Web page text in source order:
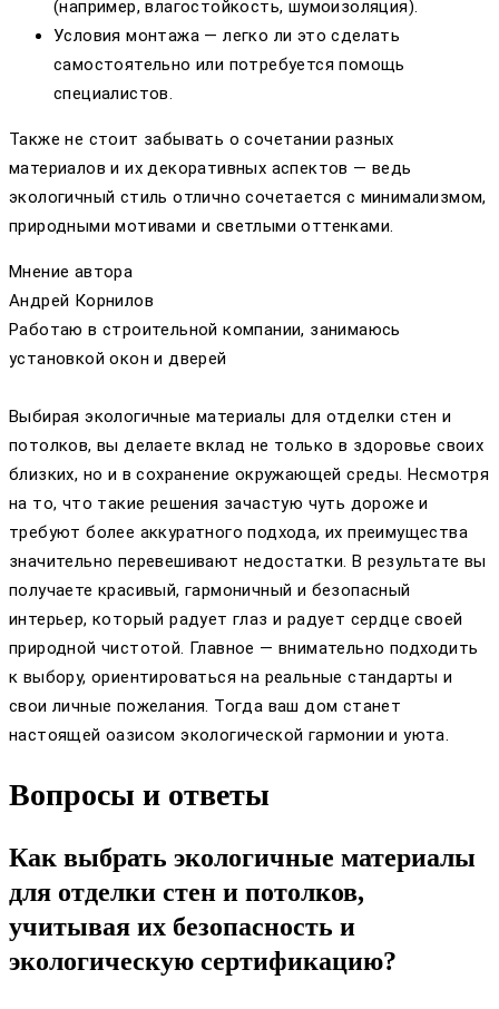
(например, влагостойкость, шумоизоляция).
Условия монтажа — легко ли это сделать
самостоятельно или потребуется помощь
специалистов.
Также не стоит забывать о сочетании разных
материалов и их декоративных аспектов — ведь
экологичный стиль отлично сочетается с минимализмом,
природными мотивами и светлыми оттенками.
Мнение автора
Андрей Корнилов
Работаю в строительной компании, занимаюсь
установкой окон и дверей
Выбирая экологичные материалы для отделки стен и
потолков, вы делаете вклад не только в здоровье своих
близких, но и в сохранение окружающей среды. Несмотря
на то, что такие решения зачастую чуть дороже и
требуют более аккуратного подхода, их преимущества
значительно перевешивают недостатки. В результате вы
получаете красивый, гармоничный и безопасный
интерьер, который радует глаз и радует сердце своей
природной чистотой. Главное — внимательно подходить
к выбору, ориентироваться на реальные стандарты и
свои личные пожелания. Тогда ваш дом станет
настоящей оазисом экологической гармонии и уюта.
Вопросы и ответы
Как выбрать экологичные материалы
для отделки стен и потолков,
учитывая их безопасность и
экологическую сертификацию?